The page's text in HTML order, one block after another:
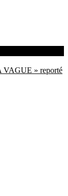
» reporté